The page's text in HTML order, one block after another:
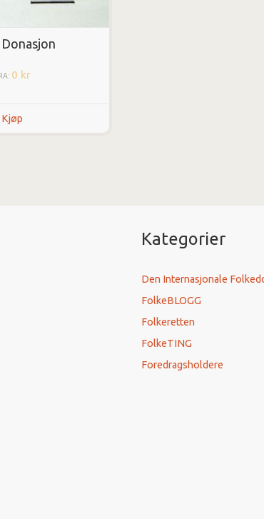
0 kr
Kjøp
Kategorier
Den Internasjonale
FolkeBLOGG
Folkeretten
FolkeTING
Foredragsholdere